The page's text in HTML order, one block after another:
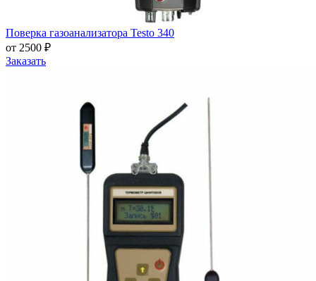
Поверка газоанализатора Testo 340
от 2500 ₽
Заказать